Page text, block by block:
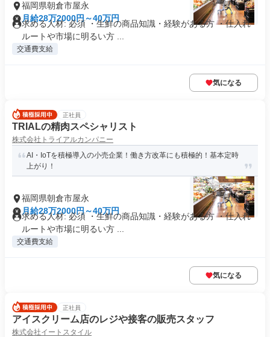
福岡県朝倉市屋永
月給28万2000円～40万円
求める人材: 必須 ・生鮮の商品知識・経験がある方 ・仕入れ
ルートや市場に明るい方 ...
交通費支給
気になる
正社員
TRIALの精肉スペシャリスト
株式会社トライアルカンパニー
AI・IoTを積極導入の小売企業！働き方改革にも積極的！基本定時
上がり！
福岡県朝倉市屋永
月給28万2000円～40万円
求める人材: 必須 ・生鮮の商品知識・経験がある方 ・仕入れ
ルートや市場に明るい方 ...
交通費支給
気になる
正社員
アイスクリーム店のレジや接客の販売スタッフ
株式会社イートスタイル